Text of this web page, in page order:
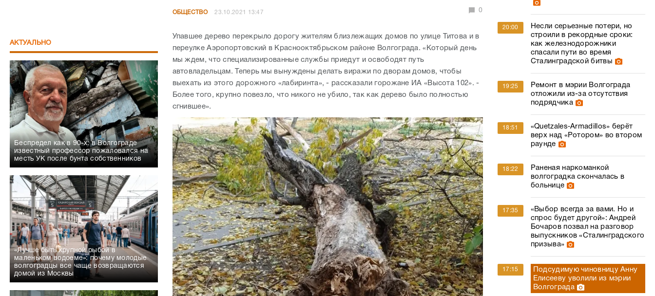
АКТУАЛЬНО
Беспредел как в 90-х: в Волгограде
известный профессор пожаловался на
месть УК после бунта собственников
«Лучше быть крупной рыбой в
маленьком водоеме»: почему молодые
волгоградцы все чаще возвращаются
домой из Москвы
ОБЩЕСТВО 23.10.2021 13:47 0
Упавшее дерево перекрыло дорогу жителям близлежащих домов по улице Титова и в
переулке Аэропортовский в Краснооктябрьском районе Волгограда. «Который день
мы ждем, что специализированные службы приедут и освободят путь
автовладельцам. Теперь мы вынуждены делать виражи по дворам домов, чтобы
выехать из этого дорожного «лабиринта», - рассказали горожане ИА «Высота 102». -
Более того, крупно повезло, что никого не убило, так как дерево было полностью
сгнившее».
20:00
Несли серьезные потери, но
строили в рекордные сроки:
как железнодорожники
спасали пути во время
Сталинградской битвы
19:25
Ремонт в мэрии Волгограда
отложили из-за отсутствия
подрядчика
18:51
«Quetzales‑Armadillos» берёт
верх над «Ротором» во втором
раунде
18:22
Раненая наркоманкой
волгоградка скончалась в
больнице
17:35
«Выбор всегда за вами. Но и
спрос будет другой»: Андрей
Бочаров позвал на разговор
выпускников «Сталинградского
призыва»
17:15
Подсудимую чиновницу Анну
Елисееву уволили из мэрии
Волгограда